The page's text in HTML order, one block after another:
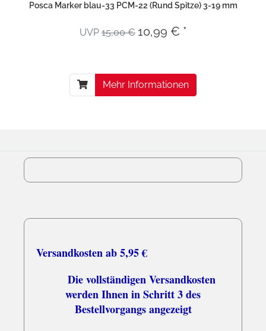
Posca Marker blau-33 PCM-22 (Rund Spitze) 3-19 mm
UVP 15,00 € 10,99 € *
Mehr Informationen
Versandkosten ab 5,95 €
Die vollständigen Versandkosten
werden Ihnen in Schritt 3 des
Bestellvorgangs angezeigt